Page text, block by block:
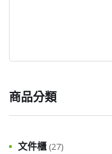
商品分類
文件櫃 (27)